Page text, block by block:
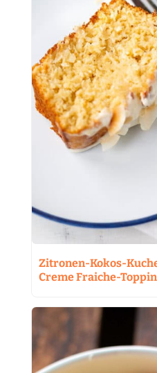
Zitronen-Kokos-
Creme Fraiche-